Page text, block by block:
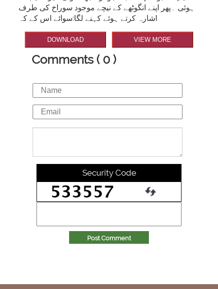
ہوئی ۔پھر اپنے انگوٹھے کے نیچے موجود سوراخ کی طرف
اشارہ کرتے ہوئے کہنے لگا:سوائے اس کے کہ
DOWNLOAD VIEW MORE
Comments ( 0 )
Security Code
Post Comment